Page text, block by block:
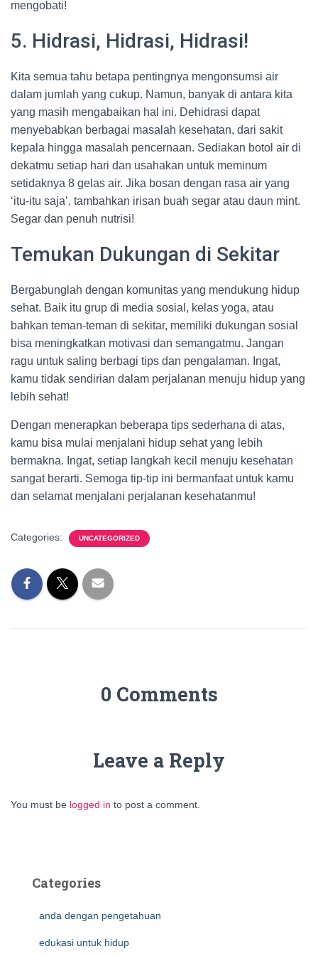
mengobati!
5. Hidrasi, Hidrasi, Hidrasi!
Kita semua tahu betapa pentingnya mengonsumsi air
dalam jumlah yang cukup. Namun, banyak di antara kita
yang masih mengabaikan hal ini. Dehidrasi dapat
menyebabkan berbagai masalah kesehatan, dari sakit
kepala hingga masalah pencernaan. Sediakan botol air di
dekatmu setiap hari dan usahakan untuk meminum
setidaknya 8 gelas air. Jika bosan dengan rasa air yang
‘itu-itu saja’, tambahkan irisan buah segar atau daun mint.
Segar dan penuh nutrisi!
Temukan Dukungan di Sekitar
Bergabunglah dengan komunitas yang mendukung hidup
sehat. Baik itu grup di media sosial, kelas yoga, atau
bahkan teman-teman di sekitar, memiliki dukungan sosial
bisa meningkatkan motivasi dan semangatmu. Jangan
ragu untuk saling berbagi tips dan pengalaman. Ingat,
kamu tidak sendirian dalam perjalanan menuju hidup yang
lebih sehat!
Dengan menerapkan beberapa tips sederhana di atas,
kamu bisa mulai menjalani hidup sehat yang lebih
bermakna. Ingat, setiap langkah kecil menuju kesehatan
sangat berarti. Semoga tip-tip ini bermanfaat untuk kamu
dan selamat menjalani perjalanan kesehatanmu!
Categories: UNCATEGORIZED
0 Comments
Leave a Reply
You must be logged in to post a comment.
Categories
anda dengan pengetahuan
edukasi untuk hidup